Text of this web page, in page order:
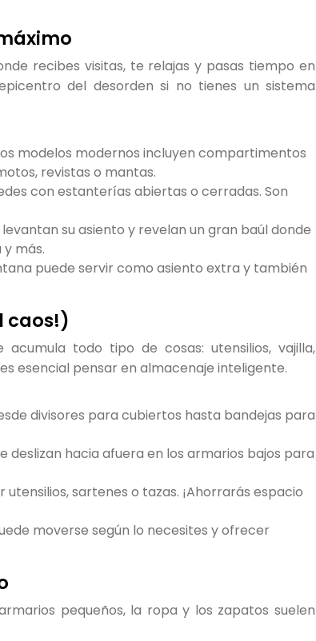
recibes visitas, te relajas y pasas tiempo en
del desorden si no tienes un sistema
modelos modernos incluyen compartimentos
revistas o mantas.
con estanterías abiertas o cerradas. Son
levantan su asiento y revelan un gran baúl donde
más.
puede servir como asiento extra y también
caos!)
todo tipo de cosas: utensilios, vajilla,
esencial pensar en almacenaje inteligente.
divisores para cubiertos hasta bandejas para
deslizan hacia afuera en los armarios bajos para
sartenes o tazas. ¡Ahorrarás espacio
moverse según lo necesites y ofrecer
pequeños, la ropa y los zapatos suelen